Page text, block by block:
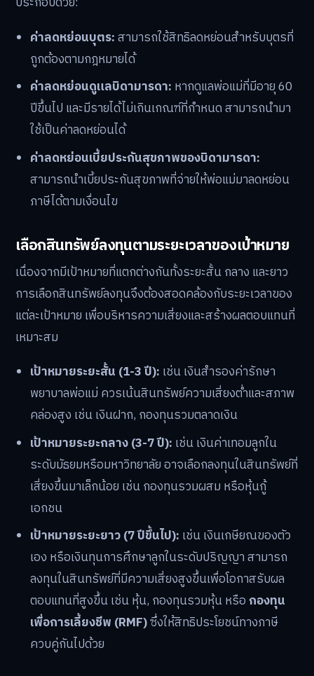
ค่าลดหย่อนบุตร:สามารถใช้สิทธิลดหย่อนสำหรับบุตรที่
ถูกต้องตามกฎหมายได้
ค่าลดหย่อนดูแลบิดามารดา: หากดูแลพ่อแม่ที่มีอายุ 60
ปีขึ้นไป และมีรายได้ไม่เกินเกณฑ์ที่กำหนด สามารถนำมา
ใช้เป็นค่าลดหย่อนได้
ค่าลดหย่อนเบี้ยประกันสุขภาพของบิดามารดา:
สามารถนำเบี้ยประกันสุขภาพที่จ่ายให้พ่อแม่มาลดหย่อน
ภาษีได้ตามเงื่อนไข
เลือกสินทรัพย์ลงทุนตามระยะเวลาของเป้าหมาย
เนื่องจากมีเป้าหมายที่แตกต่างกันทั้งระยะสั้น กลาง และยาว
การเลือกสินทรัพย์ลงทุนจึงต้องสอดคล้องกับระยะเวลาของ
แต่ละเป้าหมาย เพื่อบริหารความเสี่ยงและสร้างผลตอบแทนที่
เหมาะสม
เป้าหมายระยะสั้น (1-3 ปี): เช่น เงินสำรองค่ารักษา
พยาบาลพ่อแม่ ควรเน้นสินทรัพย์ความเสี่ยงต่ำและสภาพ
คล่องสูง เช่น เงินฝาก, กองทุนรวมตลาดเงิน
เป้าหมายระยะกลาง (3-7 ปี): เช่น เงินค่าเทอมลูกใน
ระดับมัธยมหรือมหาวิทยาลัย อาจเลือกลงทุนในสินทรัพย์ที่
เสี่ยงขึ้นมาเล็กน้อย เช่น กองทุนรวมผสม หรือหุ้นกู้
เอกชน
เป้าหมายระยะยาว (7 ปีขึ้นไป): เช่น เงินเกษียณของตัว
เอง หรือเงินทุนการศึกษาลูกในระดับปริญญา สามารถ
ลงทุนในสินทรัพย์ที่มีความเสี่ยงสูงขึ้นเพื่อโอกาสรับผล
ตอบแทนที่สูงขึ้น เช่น หุ้น, กองทุนรวมหุ้น หรือกองทุน
เพื่อการเลี้ยงชีพ (RMF)ซึ่งให้สิทธิประโยชน์ทางภาษี
ควบคู่กันไปด้วย